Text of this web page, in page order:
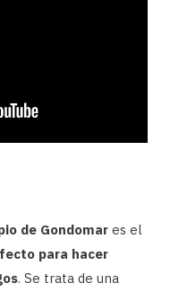
de Gondomar es el
para hacer
. Se trata de una